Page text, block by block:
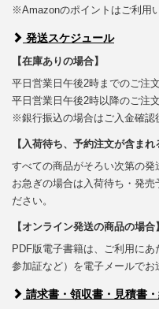
※Amazonのポイントはご利用
発送スケジュール
【在庫ありの場合】
平日営業日午後2時までのご注
平日営業日午後2時以降のご注
※銀行振込の場合はご入金確認
【入荷待ち、予約注文が含まれ
すべての商品がそろい次第の発
お急ぎの場合は入荷待ち・発売
ださい。
【オンライン発送の商品の場合】
PDF版電子書籍は、ご利用にあ
参加証など）を電子メールでお
請求書・領収書・見積書